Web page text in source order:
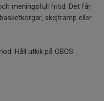
meningsfull fritid. Det får
skejtramp eller
Håll utkik på OBOS